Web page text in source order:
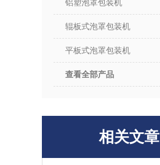
铝塑泡罩包装机
辊板式泡罩包装机
平板式泡罩包装机
查看全部产品
相关文章